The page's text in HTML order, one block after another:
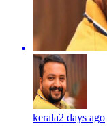
kerala2 days ago